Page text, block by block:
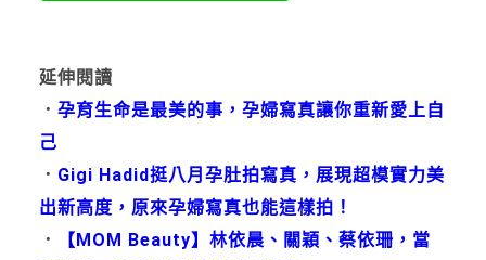
延伸閱讀
． 孕育生命是最美的事，孕婦寫真讓你重新愛上自
己
． Gigi Hadid挺八月孕肚拍寫真，展現超模實力美
出新高度，原來孕婦寫真也能這樣拍！
．
【MOM Beauty】林依晨、關穎、蔡依珊，當